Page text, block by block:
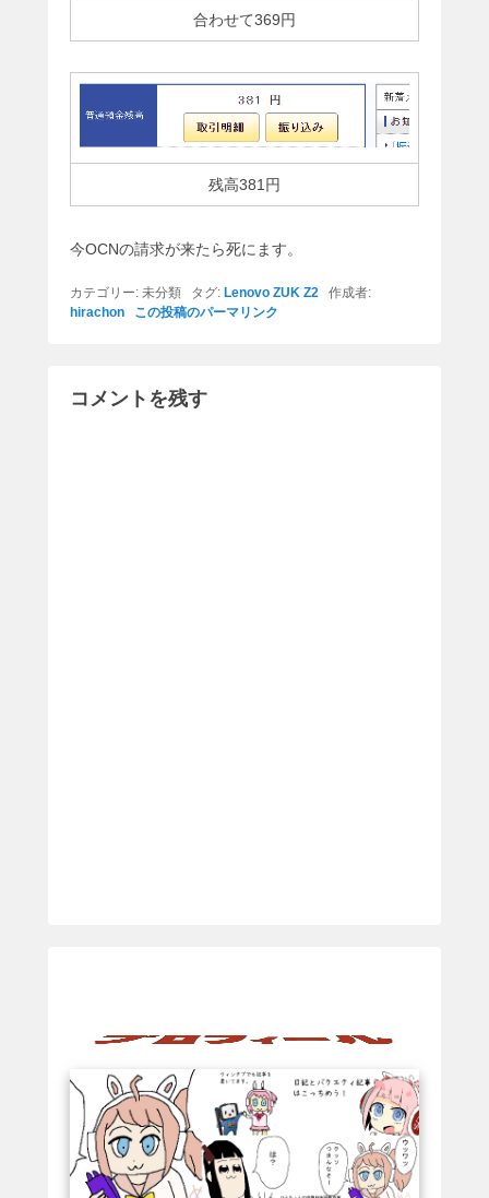
合わせて369円
残高381円
今OCNの請求が来たら死にます。
カテゴリー: 未分類 タグ: Lenovo ZUK Z2 作成者:
hirachon
この投稿のパーマリンク
コメントを残す